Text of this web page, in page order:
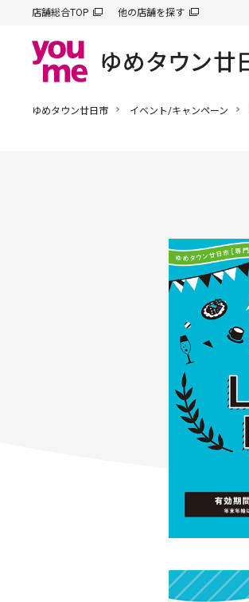
店舗総合TOP 他の店舗を探す
ゆめタウン廿日市 イベント/キャンペーン